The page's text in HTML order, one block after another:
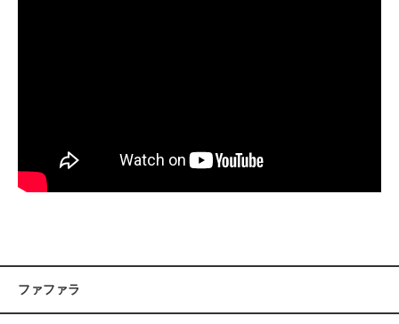
ファファラ